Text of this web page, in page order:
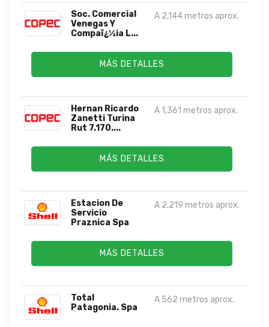
Soc. Comercial
Venegas Y
Compaï¿½ia L...
A 2,144 metros aprox.
MÁS DETALLES
Hernan Ricardo
Zanetti Turina
Rut 7.170....
A 1,361 metros aprox.
MÁS DETALLES
Estacion De
Servicio
Praznica Spa
A 2,219 metros aprox.
MÁS DETALLES
Total
Patagonia. Spa
A 562 metros aprox.